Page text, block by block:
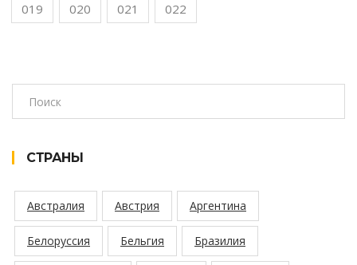
019 020 021 022
СТРАНЫ
Австралия Австрия Аргентина
Белоруссия Бельгия Бразилия